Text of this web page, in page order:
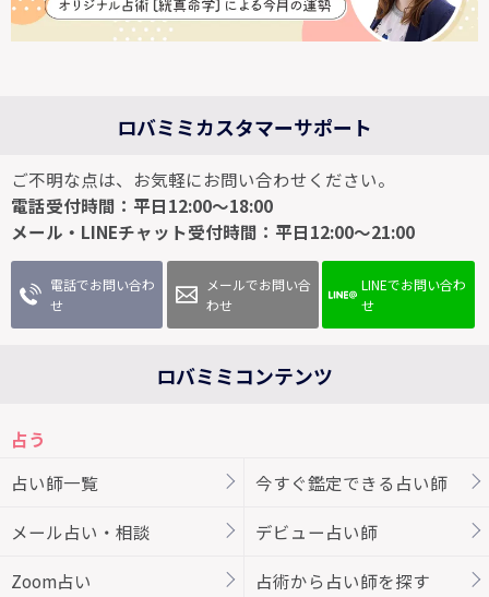
ロバミミカスタマーサポート
ご不明な点は、お気軽にお問い合わせください。
電話受付時間：平日12:00～18:00
メール・LINEチャット受付時間：平日12:00～21:00
電話でお問い合わ
せ
メールでお問い合
わせ
LINEでお問い合わ
せ
ロバミミコンテンツ
占う
占い師一覧
今すぐ鑑定できる占い師
メール占い・相談 デビュー占い師
Zoom占い 占術から占い師を探す